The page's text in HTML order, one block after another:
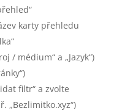
karty přehledu
/ médium“ a „Jazyk“)
filtr“ a zvolte
„Bezlimitko.xyz“)